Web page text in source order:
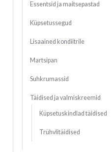
Essentsid ja maitsepastad
Küpsetussegud
Lisaained kondiitrile
Martsipan
Suhkrumassid
Täidised ja valmiskreemid
Küpsetuskindlad täidised
Trühvlitäidised